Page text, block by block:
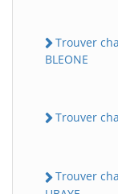
Trouver
BLEONE
Trouver
Trouver